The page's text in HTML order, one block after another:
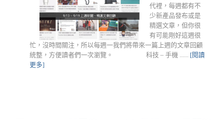
代裡，每週都有不
少新產品發布或是
精選文章，但你很
有可能剛好這週很
忙，沒時間關注，所以每週一我們將帶來一篇上週的文章回顧
統整，方便讀者們一次瀏覽。 科技 – 手機 ...... [閱讀
更多]